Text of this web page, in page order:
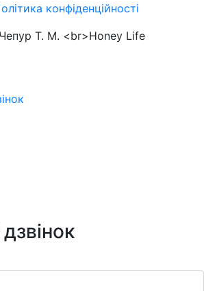
конфіденційності
Т. М. <br>Honey Life